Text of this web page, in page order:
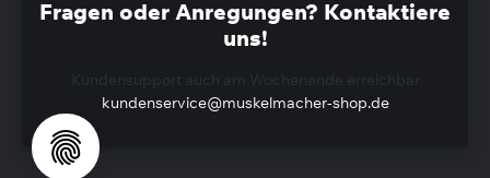
Fragen oder Anregungen? Kontaktiere
uns!
Kundensupport auch am Wochenende erreichbar
kundenservice@muskelmacher-shop.de